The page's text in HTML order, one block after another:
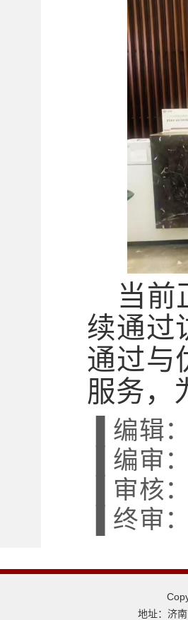
当前
续通过
通过与
服务，
▐ 编辑
▐ 编审
▐ 审核
▐ 终审
地址：济